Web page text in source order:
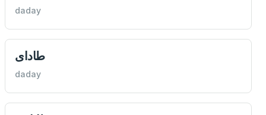
daday
طادای
daday